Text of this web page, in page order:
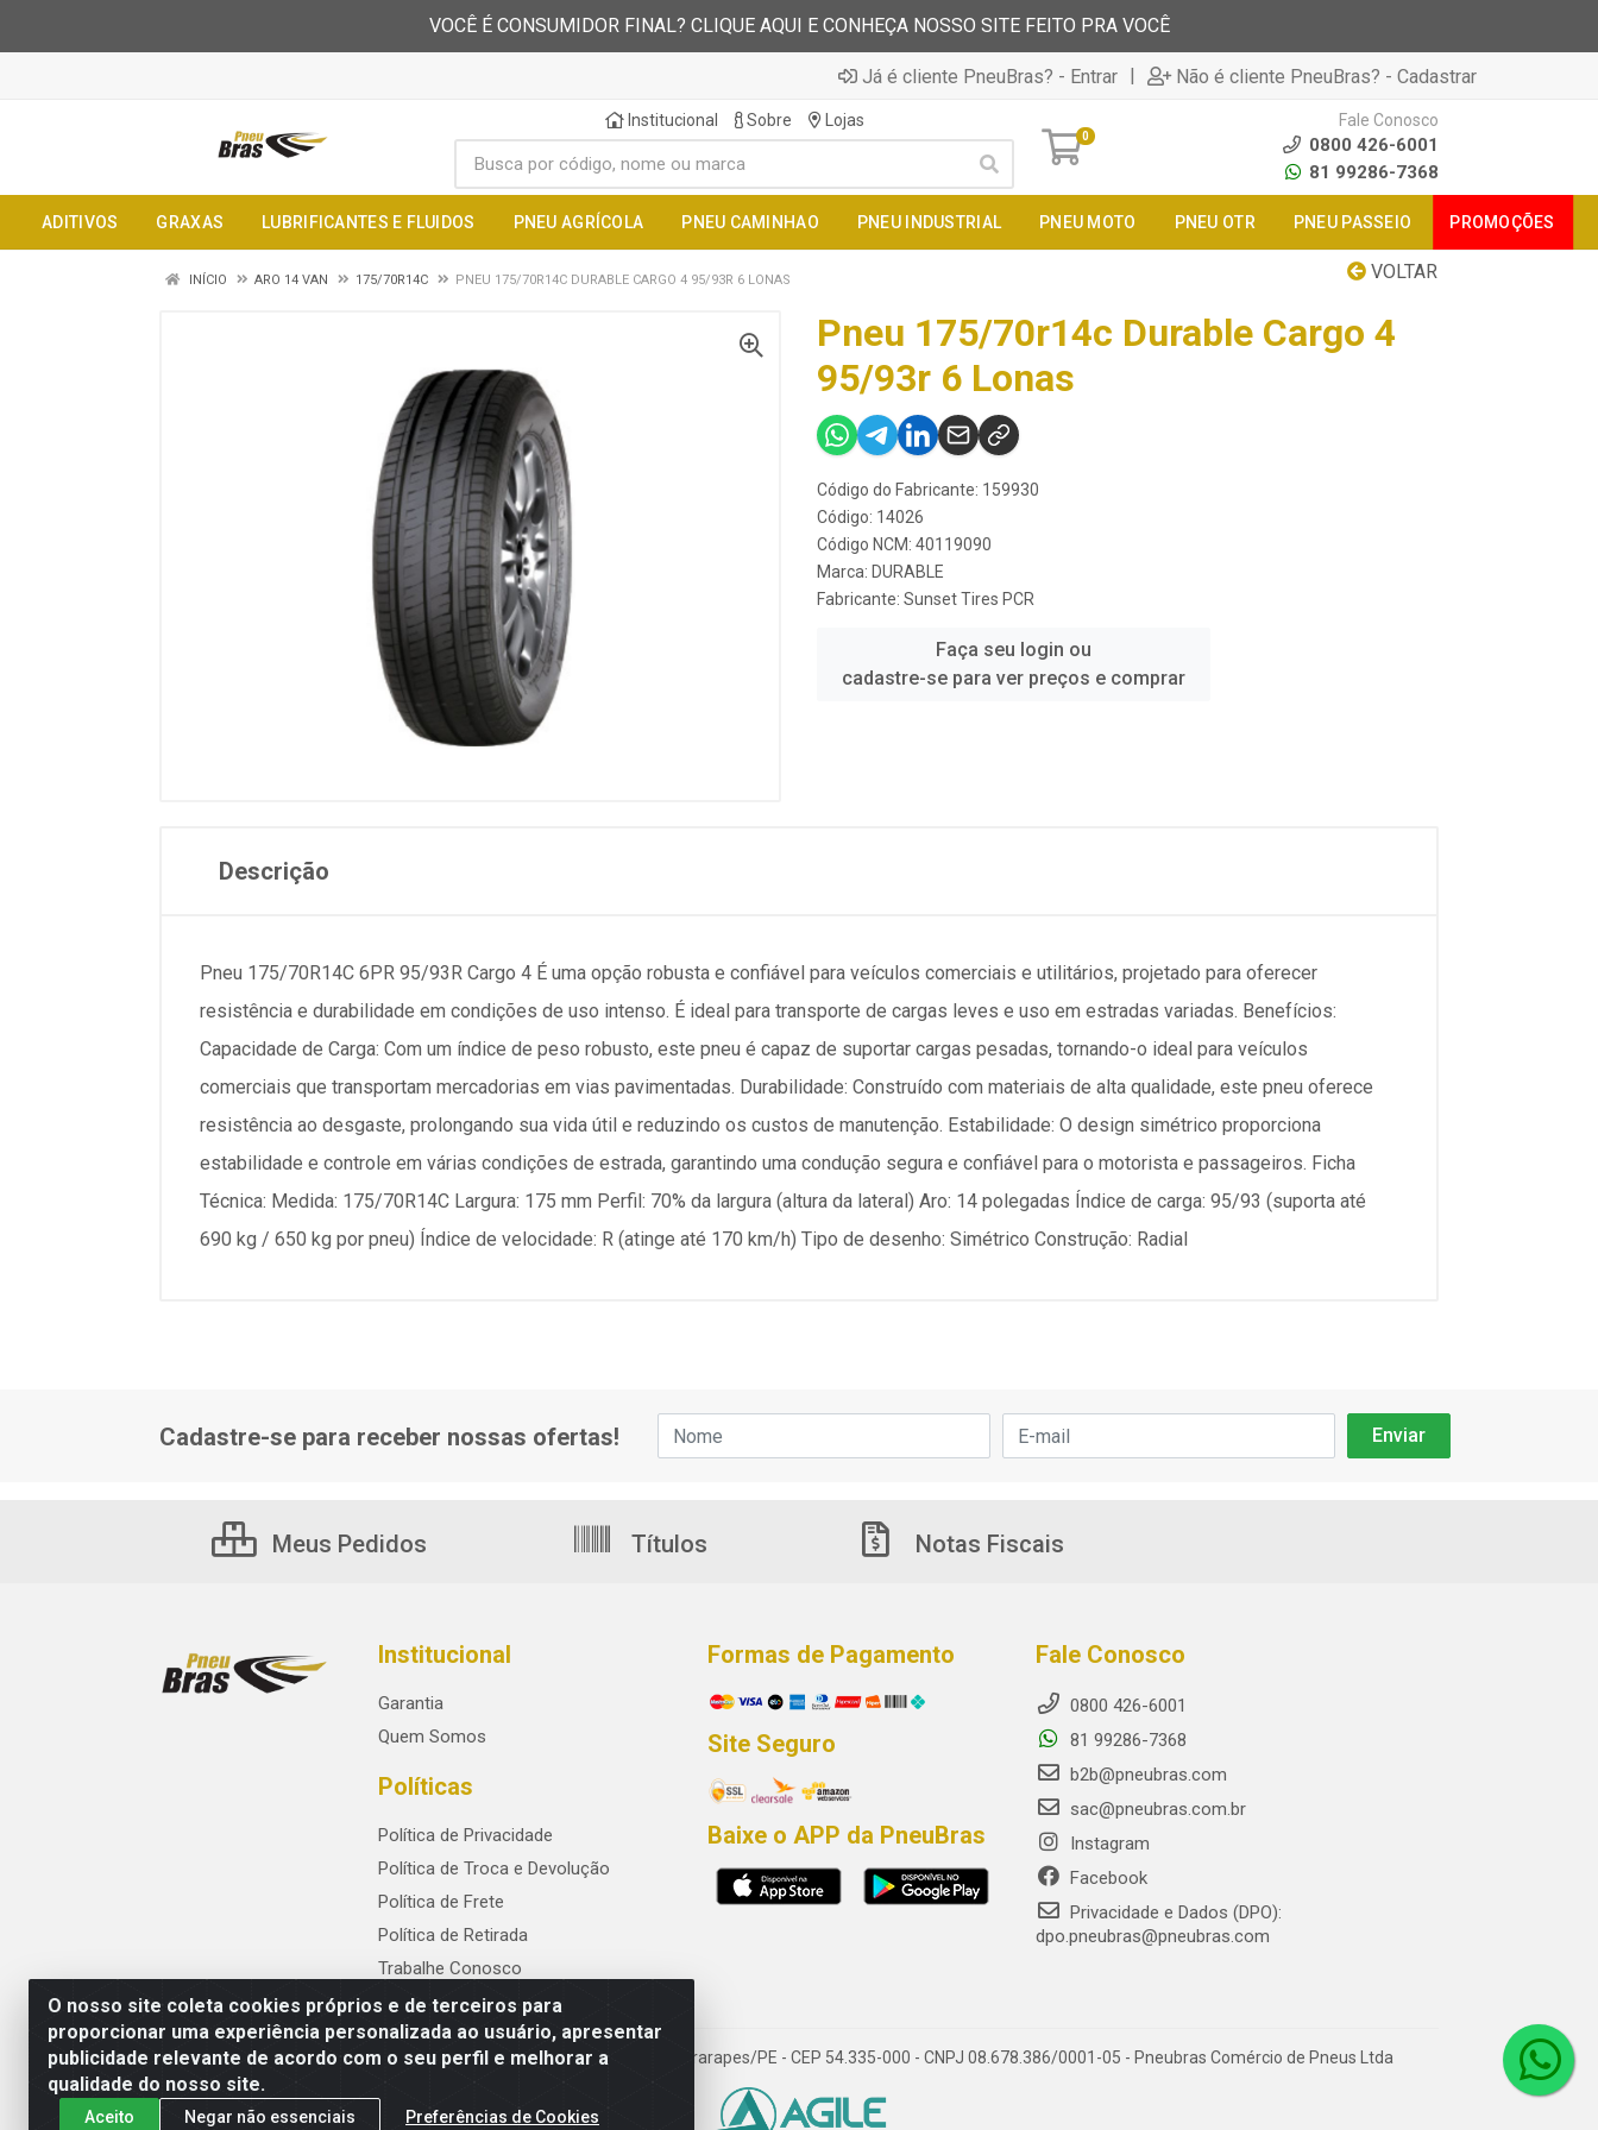
VOCÊ É CONSUMIDOR FINAL? CLIQUE AQUI E CONHEÇA NOSSO SITE FEITO PRA VOCÊ
Já é cliente PneuBras? - Entrar | Não é cliente PneuBras? - Cadastrar
Institucional Sobre Lojas
0
Fale Conosco
0800 426-6001
81 99286-7368
ADITIVOS GRAXAS LUBRIFICANTES E FLUIDOS PNEU AGRÍCOLA PNEU CAMINHAO PNEU INDUSTRIAL PNEU MOTO PNEU OTR PNEU PASSEIO PROMOÇÕES
VOLTAR
INÍCIO ARO 14 VAN 175/70R14C PNEU 175/70R14C DURABLE CARGO 4 95/93R 6 LONAS
Pneu 175/70r14c Durable Cargo 4
95/93r 6 Lonas
Código do Fabricante: 159930
Código: 14026
Código NCM: 40119090
Marca: DURABLE
Fabricante: Sunset Tires PCR
Faça seu login ou
cadastre-se para ver preços e comprar
Descrição
Pneu 175/70R14C 6PR 95/93R Cargo 4 É uma opção robusta e confiável para veículos comerciais e utilitários, projetado para oferecer
resistência e durabilidade em condições de uso intenso. É ideal para transporte de cargas leves e uso em estradas variadas. Benefícios:
Capacidade de Carga: Com um índice de peso robusto, este pneu é capaz de suportar cargas pesadas, tornando-o ideal para veículos
comerciais que transportam mercadorias em vias pavimentadas. Durabilidade: Construído com materiais de alta qualidade, este pneu oferece
resistência ao desgaste, prolongando sua vida útil e reduzindo os custos de manutenção. Estabilidade: O design simétrico proporciona
estabilidade e controle em várias condições de estrada, garantindo uma condução segura e confiável para o motorista e passageiros. Ficha
Técnica: Medida: 175/70R14C Largura: 175 mm Perfil: 70% da largura (altura da lateral) Aro: 14 polegadas Índice de carga: 95/93 (suporta até
690 kg / 650 kg por pneu) Índice de velocidade: R (atinge até 170 km/h) Tipo de desenho: Simétrico Construção: Radial
O nosso site coleta cookies próprios e de terceiros para
proporcionar uma experiência personalizada ao usuário, apresentar
publicidade relevante de acordo com o seu perfil e melhorar a
qualidade do nosso site.
Aceito Negar não essenciais Preferências de Cookies
Cadastre-se para receber nossas ofertas!
Meus Pedidos Títulos Notas Fiscais
Institucional
Garantia
Quem Somos
Políticas
Política de Privacidade
Política de Troca e Devolução
Política de Frete
Política de Retirada
Trabalhe Conosco
Formas de Pagamento
Site Seguro
Baixe o APP da PneuBras
Fale Conosco
0800 426-6001
81 99286-7368
b2b@pneubras.com
sac@pneubras.com.br
Instagram
Facebook
Privacidade e Dados (DPO):
dpo.pneubras@pneubras.com
PneuBras - Rodovia BR-101, KM 82 - Prazeres, Jaboatão dos Guararapes/PE - CEP 54.335-000 - CNPJ 08.678.386/0001-05 - Pneubras Comércio de Pneus Ltda